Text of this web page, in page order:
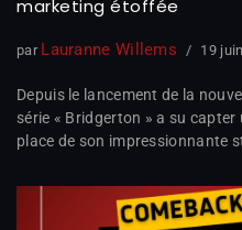
marketing étoffée
par Lauranne Willems 19
Depuis le lancement de la
série « Bridgerton » a su
place de son impressionnante